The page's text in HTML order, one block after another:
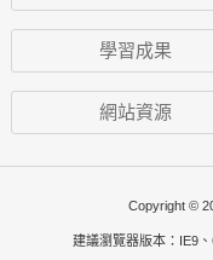
學習成果
網站資源
Copyright ©
建議瀏覽器版本：IE9